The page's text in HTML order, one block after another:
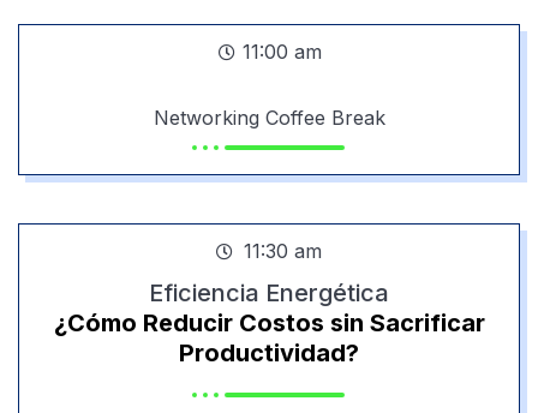
11:00 am
Networking Coffee Break
11:30 am
Eficiencia Energética
¿Cómo Reducir Costos sin Sacrificar
Productividad?